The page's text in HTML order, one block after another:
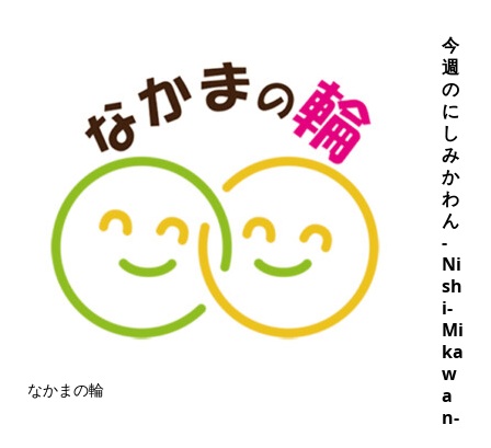
なかまの輪
今
週
の
に
し
み
か
わ
ん
-
Ni
sh
i-
Mi
ka
w
a
n-